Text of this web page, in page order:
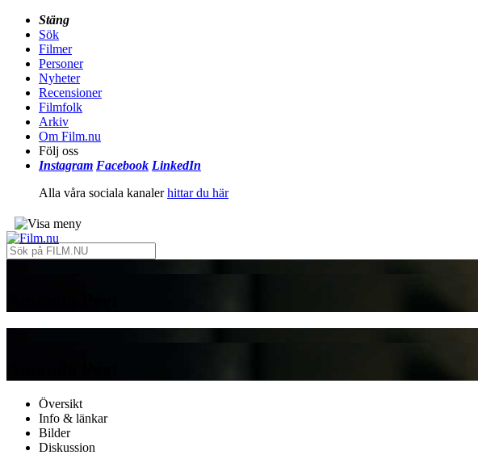
Stäng
Sök
Filmer
Personer
Nyheter
Recensioner
Filmfolk
Arkiv
Om Film.nu
Följ oss
Instagram Facebook LinkedIn
Alla våra sociala kanalerhittar du här
Översikt
Info & länkar
Bilder
Diskussion